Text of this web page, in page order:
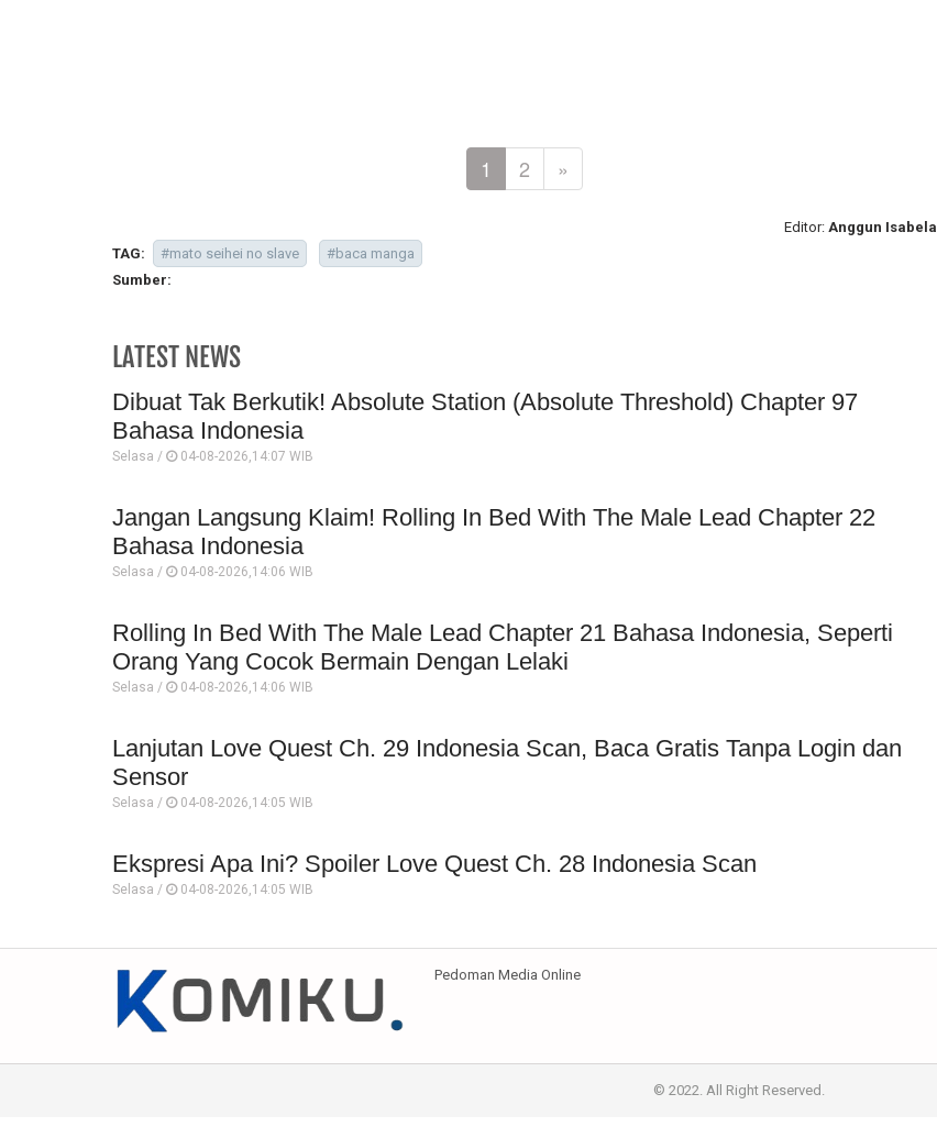
1 2 »
Editor: Anggun Isabela
TAG:
#mato seihei no slave
#baca manga
Sumber:
LATEST NEWS
Dibuat Tak Berkutik! Absolute Station (Absolute Threshold) Chapter 97
Bahasa Indonesia
Selasa / 04-08-2026,14:07 WIB
Jangan Langsung Klaim! Rolling In Bed With The Male Lead Chapter 22
Bahasa Indonesia
Selasa / 04-08-2026,14:06 WIB
Rolling In Bed With The Male Lead Chapter 21 Bahasa Indonesia, Seperti
Orang Yang Cocok Bermain Dengan Lelaki
Selasa / 04-08-2026,14:06 WIB
Lanjutan Love Quest Ch. 29 Indonesia Scan, Baca Gratis Tanpa Login dan
Sensor
Selasa / 04-08-2026,14:05 WIB
Ekspresi Apa Ini? Spoiler Love Quest Ch. 28 Indonesia Scan
Selasa / 04-08-2026,14:05 WIB
Pedoman Media Online
© 2022. All Right Reserved.